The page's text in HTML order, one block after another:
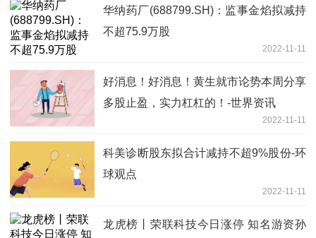
华纳药厂(688799.SH)：监事金焰拟减持
不超75.9万股
2022-11-11
好消息！好消息！黄生就市论势本周分享
多股止盈，实力杠杠的！-世界资讯
2022-11-11
科美诊断股东拟合计减持不超9%股份-环
球观点
2022-11-11
龙虎榜丨荣联科技今日涨停 知名游资孙